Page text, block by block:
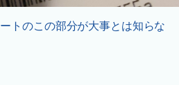
トのこの部分が大事とは知らな